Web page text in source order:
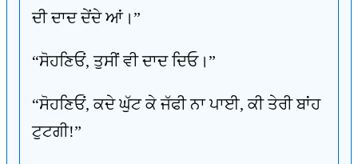
ਦੀ ਦਾਦ ਦੇਂਦੇ ਆਂ।”
“ਸੋਹਣਿਓਂ, ਤੁਸੀਂ ਵੀ ਦਾਦ ਦਿਓ।”
“ਸੋਹਣਿਓਂ, ਕਦੇ ਘੁੱਟ ਕੇ ਜੱਫੀ ਨਾ ਪਾਈ, ਕੀ ਤੇਰੀ ਬਾਂਹ
ਟੁਟਗੀ!”